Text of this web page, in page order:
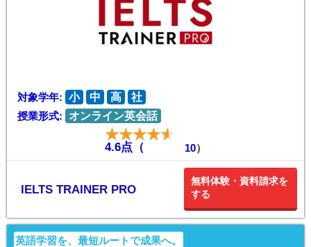
対象学年: 小 中 高
社
授業形式:
オンライン英会話
4.6点（ 10）
IELTS TRAINER PRO
無料体験・資料請求を
する
英語学習を、最短ルートで成果へ。